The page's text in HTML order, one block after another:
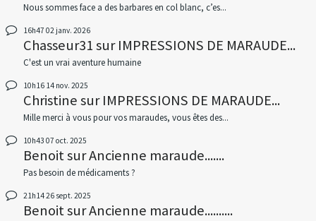
Nous sommes face a des barbares en col blanc, c’es...
16h47 02 janv. 2026
Chasseur31surIMPRESSIONS DE MARAUDE...
C'est un vrai aventure humaine
10h16 14 nov. 2025
ChristinesurIMPRESSIONS DE MARAUDE...
Mille merci à vous pour vos maraudes, vous êtes des...
10h43 07 oct. 2025
BenoitsurAncienne maraude.......
Pas besoin de médicaments ?
21h1426 sept. 2025
BenoitsurAncienne maraude..........